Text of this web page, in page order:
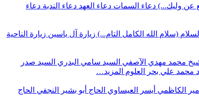
عن وليك...) دعاء السمات دعاء العهد دعاء الندبة دعاء
(سلام الله الكامل التام...) زيارة آل ياسين زيارة الناحية
محمد مهدي الآصفي السيد سامي البدري السيد صدر
محمد علي بحر العلوم المزيد…
أمير الكاظمي أيسر العيساوي الحاج أبو بشير النجفي الحاج